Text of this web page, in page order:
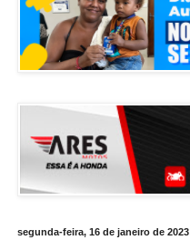
segunda-feira, 16 de janeiro de 2023